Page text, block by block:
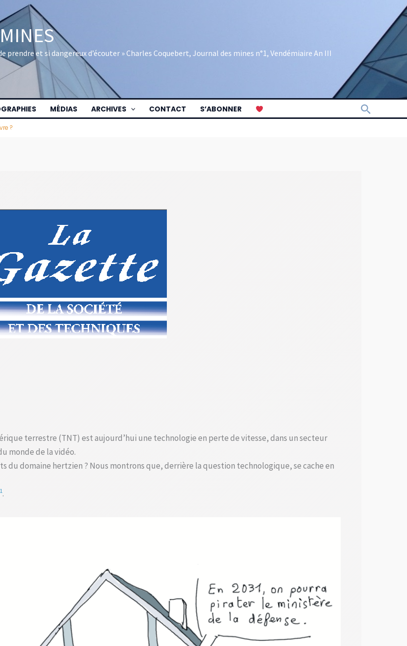
prendre et si dangereux d’écouter » Charles Coquebert, Journal des mines n°1, Vendémiaire An III
MÉDIAS ARCHIVES CONTACT S’ABONNER
?
terrestre (TNT) est aujourd’hui une technologie en perte de vitesse, dans un secteur
monde de la vidéo.
du domaine hertzien ? Nous montrons que, derrière la question technologique, se cache en
1.